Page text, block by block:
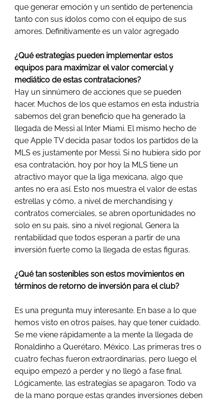
que generar emoción y un sentido de pertenencia
tanto con sus ídolos como con el equipo de sus
amores. Definitivamente es un valor agregado
¿Qué estrategias pueden implementar estos
equipos para maximizar el valor comercial y
mediático de estas contrataciones?
Hay un sinnúmero de acciones que se pueden
hacer. Muchos de los que estamos en esta industria
sabemos del gran beneficio que ha generado la
llegada de Messi al Inter Miami. El mismo hecho de
que Apple TV decida pasar todos los partidos de la
MLS es justamente por Messi. Si no hubiera sido por
esa contratación, hoy por hoy la MLS tiene un
atractivo mayor que la liga mexicana, algo que
antes no era así. Esto nos muestra el valor de estas
estrellas y cómo, a nivel de merchandising y
contratos comerciales, se abren oportunidades no
solo en su país, sino a nivel regional. Genera la
rentabilidad que todos esperan a partir de una
inversión fuerte como la llegada de estas figuras.
¿Qué tan sostenibles son estos movimientos en
términos de retorno de inversión para el club?
Es una pregunta muy interesante. En base a lo que
hemos visto en otros países, hay que tener cuidado.
Se me viene rápidamente a la mente la llegada de
Ronaldinho a Querétaro, México. Las primeras tres o
cuatro fechas fueron extraordinarias, pero luego el
equipo empezó a perder y no llegó a fase final.
Lógicamente, las estrategias se apagaron. Todo va
de la mano porque estas grandes inversiones deben